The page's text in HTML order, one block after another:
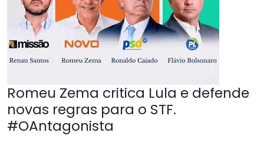
Romeu Zema critica Lula e defende
novas regras para o STF.
#OAntagonista